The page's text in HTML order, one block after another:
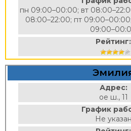
пн 09:00–00:00; вт
08:00–22:00; пт
Рейтинг:
Адрес:
ое ш., 11
График
Не указан